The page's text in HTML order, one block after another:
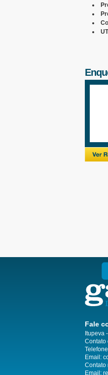
Fale
Itupeva
Contato
Email:
Contato
Email: